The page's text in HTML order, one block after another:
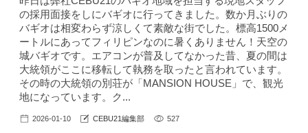
の採用面接をしにバギオに行ってきました。数か月ぶりの
バギオは相変わらず涼しくて素敵な街でした。標高1500メ
ートルにあってフィリピンなのに暑くありません！天空の
城バギオです。エアコンが普及してなかった昔、夏の間は
大統領がここに移転して執務を取ったと言われています。
その時の大統領の別荘が「MANSION HOUSE」で、観光
地になっています。ク...
2026-01-10 CEBU21編集部 527